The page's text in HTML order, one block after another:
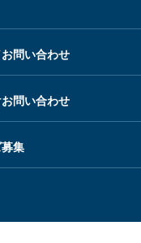
問い合わせ
問い合わせ
集